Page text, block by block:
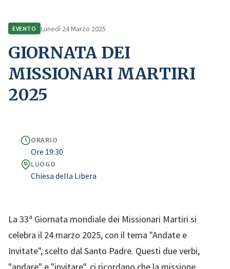
EVENTO Lunedì 24 Marzo 2025
GIORNATA DEI
MISSIONARI MARTIRI
2025
ORARIO
Ore 19:30
LUOGO
Chiesa della Libera
La 33ª Giornata mondiale dei Missionari Martiri si
celebra il 24 marzo 2025, con il tema "Andate e
Invitate", scelto dal Santo Padre. Questi due verbi,